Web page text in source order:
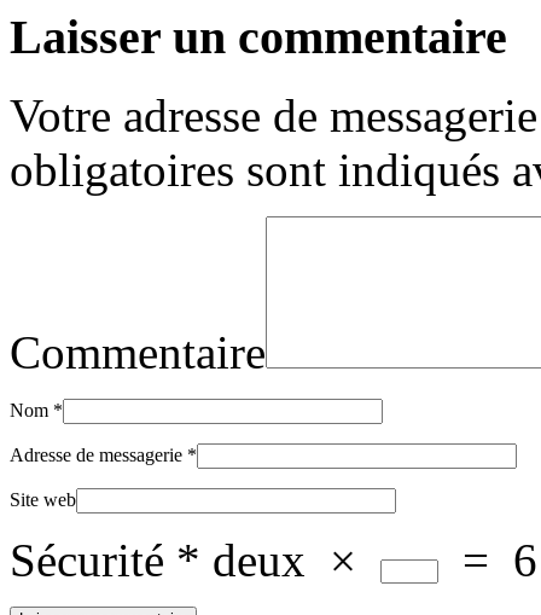
Laisser un commentaire
Votre adresse de
obligatoires sont indiqués
Commentaire
Nom *
Adresse de messagerie *
Site web
Sécurité * deux × = 6